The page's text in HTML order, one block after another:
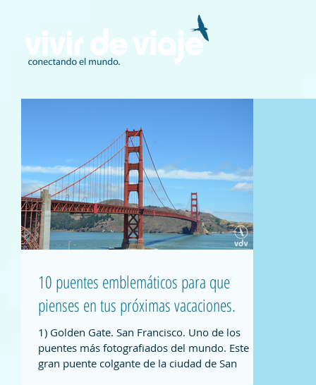
10 puentes emblemáticos para que
pienses en tus próximas vacaciones.
1) Golden Gate. San Francisco. Uno de los
puentes más fotografiados del mundo. Este
gran puente colgante de la ciudad de San